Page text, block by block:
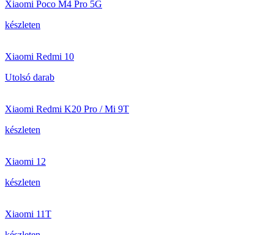
Xiaomi Poco M4 Pro 5G
készleten
Xiaomi Redmi 10
Utolsó darab
Xiaomi Redmi K20 Pro / Mi 9T
készleten
Xiaomi 12
készleten
Xiaomi 11T